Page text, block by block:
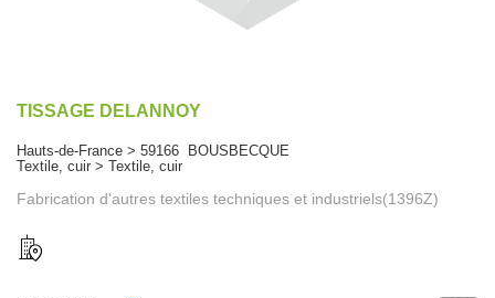
TISSAGE DELANNOY
Hauts-de-France > 59166 BOUSBECQUE
Textile, cuir > Textile, cuir
Fabrication d'autres textiles techniques et industriels(1396Z)